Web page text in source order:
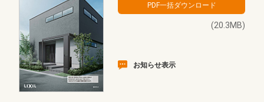
(20.3MB)
お知らせ表示